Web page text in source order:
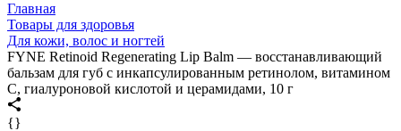
Главная
Товары для здоровья
Для кожи, волос и ногтей
FYNE Retinoid Regenerating Lip Balm — восстанавливающий
бальзам для губ с инкапсулированным ретинолом, витамином
C, гиалуроновой кислотой и церамидами, 10 г
{}